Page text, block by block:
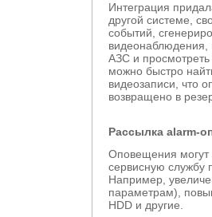
Интеграция
другой системе,
событий,
видеонаблюдения,
АЗС и
можно быстро
видеозаписи, что
возвращено в
Рассылка alarm-
Оповещения могут
сервисную службу
Например,
параметрам),
HDD и другие.